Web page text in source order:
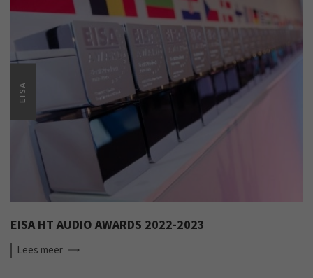
EISA
EISA HT AUDIO AWARDS 2022-2023
Lees meer